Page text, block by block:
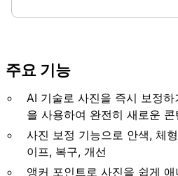
주요 기능
AI 기술로 사진을 즉시 보정
을 사용하여 완전히 새로운 콘
사진 보정 기능으로 안색, 체
이프, 복구, 개선
앵커 포인트로 사진을 쉽게